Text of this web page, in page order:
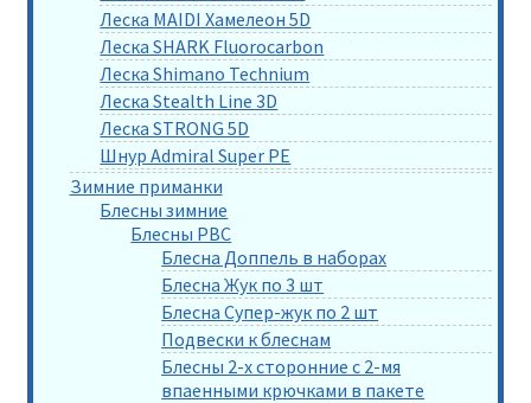
Леска MAIDI Хамелеон 5D
Леска SHARK Fluorocarbon
Леска Shimano Technium
Леска Stealth Line 3D
Леска STRONG 5D
Шнур Admiral Super PE
Зимние приманки
Блесны зимние
Блесны РВС
Блесна Доппель в наборах
Блесна Жук по 3 шт
Блесна Супер-жук по 2 шт
Подвески к блеснам
Блесны 2-х сторонние с 2-мя
впаенными крючками в пакете